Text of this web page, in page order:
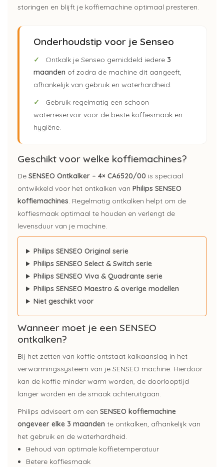
storingen en blijft je koffiemachine optimaal presteren.
Onderhoudstip voor je Senseo
✓ Ontkalk je Senseo gemiddeld iedere 3
maanden of zodra de machine dit aangeeft,
afhankelijk van gebruik en waterhardheid.
✓
Gebruik regelmatig een schoon
waterreservoir voor de beste koffiesmaak en
hygiëne.
Geschikt voor welke koffiemachines?
De SENSEO Ontkalker – 4× CA6520/00 is speciaal
ontwikkeld voor het ontkalken van Philips SENSEO
koffiemachines. Regelmatig ontkalken helpt om de
koffiesmaak optimaal te houden en verlengt de
levensduur van je machine.
Philips SENSEO Original serie
Philips SENSEO Select & Switch serie
Philips SENSEO Viva & Quadrante serie
Philips SENSEO Maestro & overige modellen
Niet geschikt voor
Wanneer moet je een SENSEO
ontkalken?
Bij het zetten van koffie ontstaat kalkaanslag in het
verwarmingssysteem van je SENSEO machine. Hierdoor
kan de koffie minder warm worden, de doorlooptijd
langer worden en de smaak achteruitgaan.
Philips adviseert om een SENSEO koffiemachine
ongeveer elke 3 maanden te ontkalken, afhankelijk van
het gebruik en de waterhardheid.
Behoud van optimale koffietemperatuur
Betere koffiesmaak